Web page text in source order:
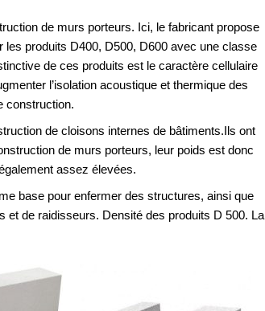
de murs porteurs. Ici, le fabricant propose
produits D400, D500, D600 avec une classe
de ces produits est le caractère cellulaire
l’isolation acoustique et thermique des
construction.
de cloisons internes de bâtiments.Ils ont
de murs porteurs, leur poids est donc
assez élevées.
base pour enfermer des structures, ainsi que
et de raidisseurs. Densité des produits D 500. La